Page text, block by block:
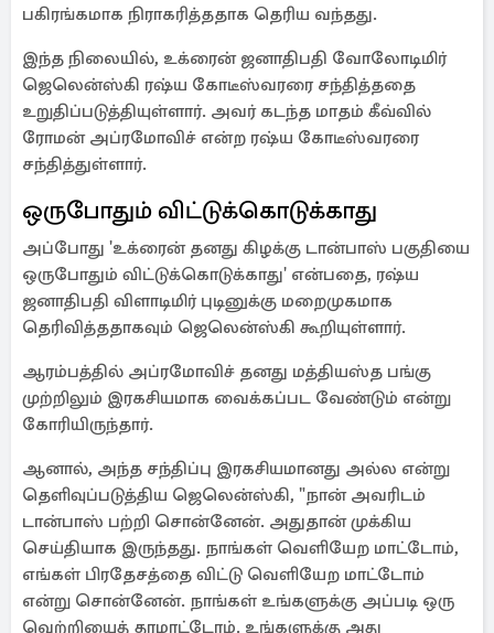
பகிரங்கமாக நிராகரித்ததாக தெரிய வந்தது.
இந்த நிலையில், உக்ரைன் ஜனாதிபதி வோலோடிமிர்
ஜெலென்ஸ்கி ரஷ்ய கோடீஸ்வரரை சந்தித்ததை
உறுதிப்படுத்தியுள்ளார். அவர் கடந்த மாதம் கீவ்வில்
ரோமன் அப்ரமோவிச் என்ற ரஷ்ய கோடீஸ்வரரை
சந்தித்துள்ளார்.
ஒருபோதும் விட்டுக்கொடுக்காது
அப்போது 'உக்ரைன் தனது கிழக்கு டான்பாஸ் பகுதியை
ஒருபோதும் விட்டுக்கொடுக்காது' என்பதை, ரஷ்ய
ஜனாதிபதி விளாடிமிர் புடினுக்கு மறைமுகமாக
தெரிவித்ததாகவும் ஜெலென்ஸ்கி கூறியுள்ளார்.
ஆரம்பத்தில் அப்ரமோவிச் தனது மத்தியஸ்த பங்கு
முற்றிலும் இரகசியமாக வைக்கப்பட வேண்டும் என்று
கோரியிருந்தார்.
ஆனால், அந்த சந்திப்பு இரகசியமானது அல்ல என்று
தெளிவுப்படுத்திய ஜெலென்ஸ்கி, "நான் அவரிடம்
டான்பாஸ் பற்றி சொன்னேன். அதுதான் முக்கிய
செய்தியாக இருந்தது. நாங்கள் வெளியேற மாட்டோம்,
எங்கள் பிரதேசத்தை விட்டு வெளியேற மாட்டோம்
என்று சொன்னேன். நாங்கள் உங்களுக்கு அப்படி ஒரு
வெற்றியைத் தரமாட்டோம். உங்களுக்கு அது